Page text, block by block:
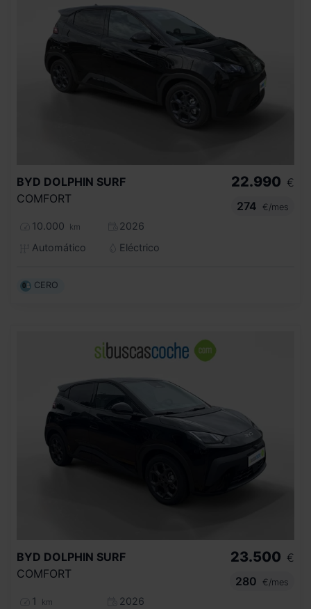
BYD DOLPHIN SURF
COMFORT
10.000 km
2026
Automático
Eléctrico
22.990 €
274
€/mes
CERO
BYD DOLPHIN SURF
COMFORT
1 km
2026
23.500 €
280
€/mes